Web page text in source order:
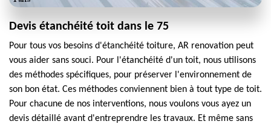
Devis étanchéité toit dans le 75
Pour tous vos besoins d'étanchéité toiture, AR renovation peut
vous aider sans souci. Pour l'étanchéité d'un toit, nous utilisons
des méthodes spécifiques, pour préserver l'environnement de
son bon état. Ces méthodes conviennent bien à tout type de toit.
Pour chacune de nos interventions, nous voulons vous ayez un
devis détaillé avant d'entreprendre les travaux. Et même sans